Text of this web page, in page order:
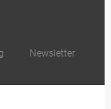
Newsletter